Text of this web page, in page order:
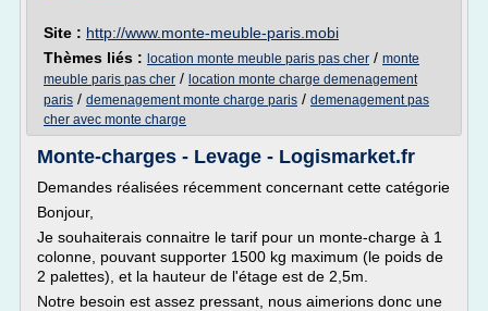
Site : http://www.monte-meuble-paris.mobi
Thèmes liés : location monte meuble paris pas cher / monte
meuble paris pas cher / location monte charge demenagement
paris / demenagement monte charge paris / demenagement pas
cher avec monte charge
Monte-charges - Levage - Logismarket.fr
Demandes réalisées récemment concernant cette catégorie
Bonjour,
Je souhaiterais connaitre le tarif pour un monte-charge à 1
colonne, pouvant supporter 1500 kg maximum (le poids de
2 palettes), et la hauteur de l'étage est de 2,5m.
Notre besoin est assez pressant, nous aimerions donc une